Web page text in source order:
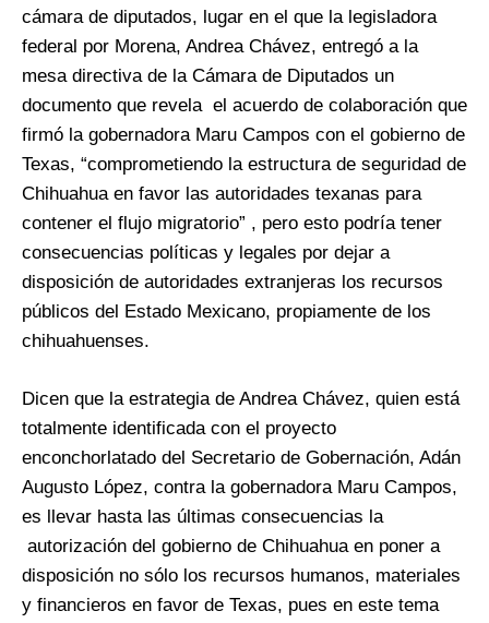
cámara de diputados, lugar en el que la legisladora
federal por Morena, Andrea Chávez, entregó a la
mesa directiva de la Cámara de Diputados un
documento que revela el acuerdo de colaboración que
firmó la gobernadora Maru Campos con el gobierno de
Texas, “comprometiendo la estructura de seguridad de
Chihuahua en favor las autoridades texanas para
contener el flujo migratorio” , pero esto podría tener
consecuencias políticas y legales por dejar a
disposición de autoridades extranjeras los recursos
públicos del Estado Mexicano, propiamente de los
chihuahuenses.
Dicen que la estrategia de Andrea Chávez, quien está
totalmente identificada con el proyecto
enconchorlatado del Secretario de Gobernación, Adán
Augusto López, contra la gobernadora Maru Campos,
es llevar hasta las últimas consecuencias la
autorización del gobierno de Chihuahua en poner a
disposición no sólo los recursos humanos, materiales
y financieros en favor de Texas, pues en este tema